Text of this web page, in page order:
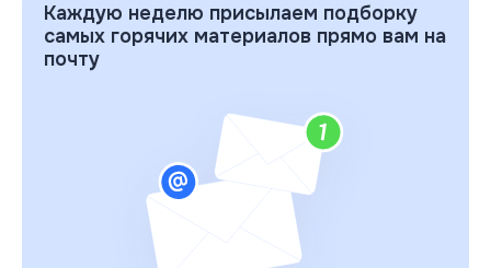
Каждую неделю присылаем подборку
самых горячих материалов прямо вам на
почту